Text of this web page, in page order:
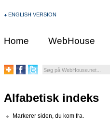
ENGLISH VERSION
Home WebHouse
Alfabetisk indeks
Markerer siden, du kom fra.